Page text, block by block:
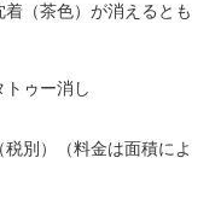
（茶色）が消えるとも
ゥー消し
別）（料金は面積によ